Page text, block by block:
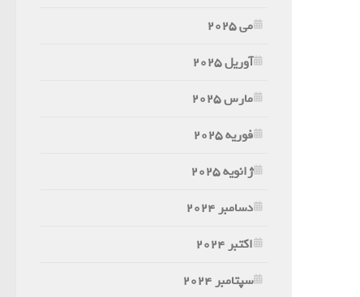
می 2025
آوریل 2025
مارس 2025
فوریه 2025
ژانویه 2025
دسامبر 2024
اکتبر 2024
سپتامبر 2024